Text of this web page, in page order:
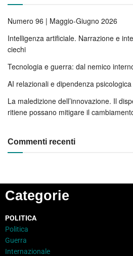
Numero 96 | Maggio-Giugno 2026
Intelligenza artificiale. Narrazione e
ciechi
Tecnologia e guerra: dal nemico
AI relazionali e dipendenza psicologica
La maledizione dell’innovazione. Il
ritiene possano mitigare il
Commenti recenti
Categorie
POLITICA
Politica
Guerra
Internazionale